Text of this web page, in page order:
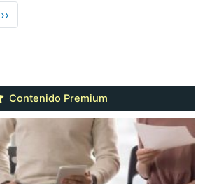
Siguiente
página
››
Contenido Premium